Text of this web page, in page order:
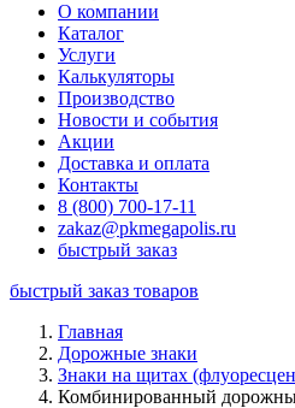
О компании
Каталог
Услуги
Калькуляторы
Производство
Новости и события
Акции
Доставка и оплата
Контакты
8 (800) 700-17-11
zakaz@pkmegapolis.ru
быстрый заказ
быстрый заказ товаров
Главная
Дорожные знаки
Знаки на щитах
Комбинированный